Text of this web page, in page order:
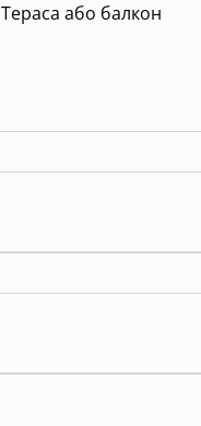
Тераса або балкон